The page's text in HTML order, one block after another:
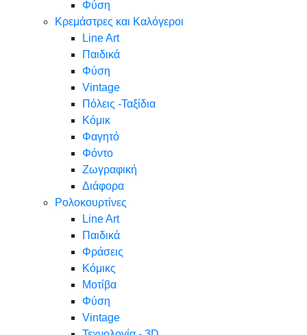
Φύση
Κρεμάστρες και Καλόγεροι
Line Art
Παιδικά
Φύση
Vintage
Πόλεις -Ταξίδια
Κόμικ
Φαγητό
Φόντο
Ζωγραφική
Διάφορα
Ρολοκουρτίνες
Line Art
Παιδικά
Φράσεις
Κόμικς
Μοτίβα
Φύση
Vintage